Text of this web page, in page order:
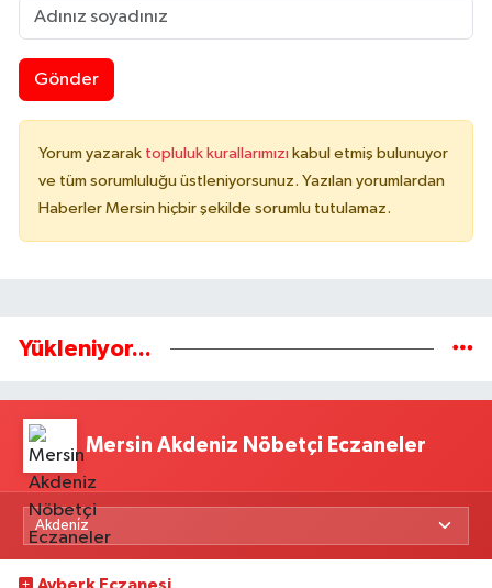
Gönder
Yorum yazarak topluluk kurallarımızı kabul etmiş bulunuyor
ve tüm sorumluluğu üstleniyorsunuz. Yazılan yorumlardan
Haberler Mersin hiçbir şekilde sorumlu tutulamaz.
Yükleniyor...
Mersin Akdeniz Nöbetçi Eczaneler